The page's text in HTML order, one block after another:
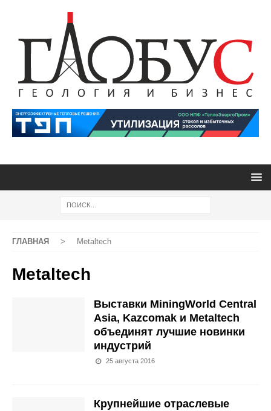
ГЛАВНАЯ > Metaltech
Metaltech
Выставки MiningWorld Central
Asia, Kazcomak и Metaltech
объединят лучшие новинки
индустрий
25 августа 2016
Крупнейшие отраслевые